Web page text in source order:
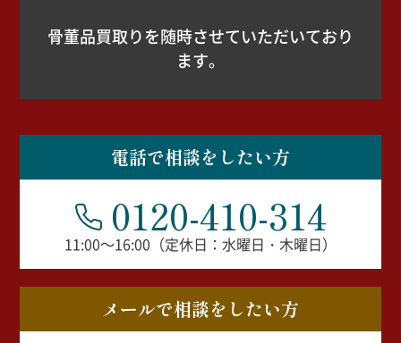
骨董品買取りを随時させていただいており
ます。
電話で相談をしたい方
0120-410-314
11:00～16:00（定休日：水曜日・木曜日）
メールで相談をしたい方